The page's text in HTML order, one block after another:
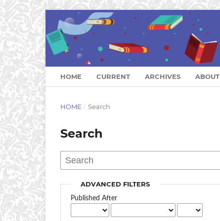
HOME CURRENT ARCHIVES ABOUT
HOME / Search
Search
ADVANCED FILTERS
Published After